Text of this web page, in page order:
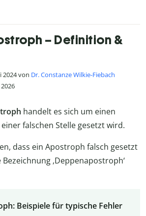
– Definition &
2024 von Dr. Constanze Wilkie-Fiebach
handelt es sich um einen
falschen Stelle gesetzt wird.
dass ein Apostroph falsch gesetzt
‚Deppenapostroph‘
Beispiele für typische Fehler